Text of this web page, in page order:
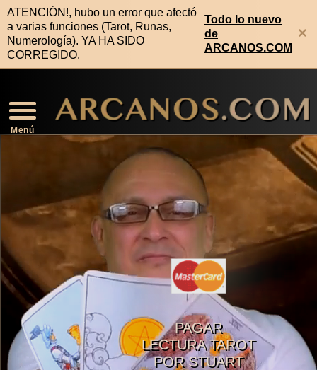
ATENCIÓN!, hubo un error que afectó
a varias funciones (Tarot, Runas,
Numerología). YA HA SIDO
CORREGIDO.
Todo lo nuevo
de
ARCANOS.COM
×
Menú Horóscopo de Hoy
Horóscopo de Mañana
Horóscopo de la Salud
Video Horóscopo Semanal
Predicciones 2026
Signos Zodiacales
Signos Compatibles
Numerología Predictiva
Lectura Tarot
Lectura Runas
Lectura Geomancia
Rituales
Noticias de Los Arcanos
PAGAR
LECTURA TAROT
POR STUART